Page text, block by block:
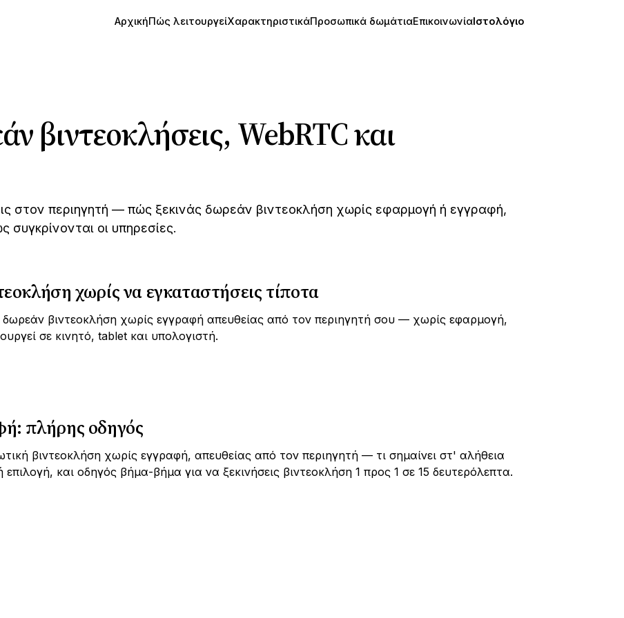
ΑρχικήΠώς λειτουργείΧαρακτηριστικάΠροσωπικά δωμάτιαΕπικοινωνίαΙστολόγιο
βιντεοκλήσεις, WebRTC και
στον περιηγητή — πώς ξεκινάς δωρεάν βιντεοκλήση χωρίς εφαρμογή ή εγγραφή,
συγκρίνονται οι υπηρεσίες.
χωρίς να εγκαταστήσεις τίποτα
βιντεοκλήση χωρίς εγγραφή απευθείας από τον περιηγητή σου — χωρίς εφαρμογή,
σε κινητό, tablet και υπολογιστή.
πλήρης οδηγός
βιντεοκλήση χωρίς εγγραφή, απευθείας από τον περιηγητή — τι σημαίνει στ' αλήθεια
και οδηγός βήμα-βήμα για να ξεκινήσεις βιντεοκλήση 1 προς 1 σε 15 δευτερόλεπτα.